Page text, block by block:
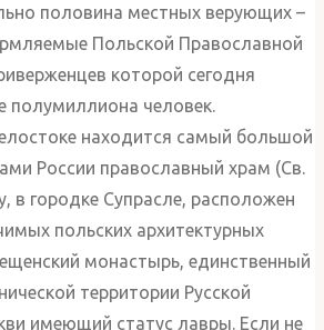
половина местных верующих –
Польской Православной
которой сегодня
полумиллиона человек.
находится самый большой
России православный храм (Св.
в городке Супрасле, расположен
польских архитектурных
монастырь, единственный
территории Русской
имеющий статус лавры. Если не